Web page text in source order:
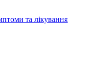
та лікування